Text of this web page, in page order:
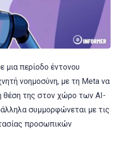
μια περίοδο έντονου
νοημοσύνη, με τη Meta να
θέση της στον χώρο των AI-
συμμορφώνεται με τις
προσωπικών